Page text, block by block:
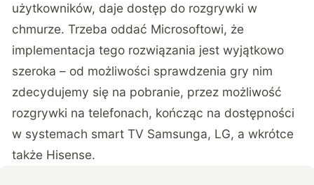
użytkowników, daje dostęp do rozgrywki w
chmurze. Trzeba oddać Microsoftowi, że
implementacja tego rozwiązania jest wyjątkowo
szeroka – od możliwości sprawdzenia gry nim
zdecydujemy się na pobranie, przez możliwość
rozgrywki na telefonach, kończąc na dostępności
w systemach smart TV Samsunga, LG, a wkrótce
także Hisense.